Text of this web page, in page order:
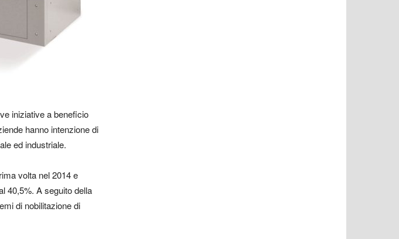
iniziative a beneficio
hanno intenzione di
ed industriale.
volta nel 2014 e
40,5%. A seguito della
di nobilitazione di